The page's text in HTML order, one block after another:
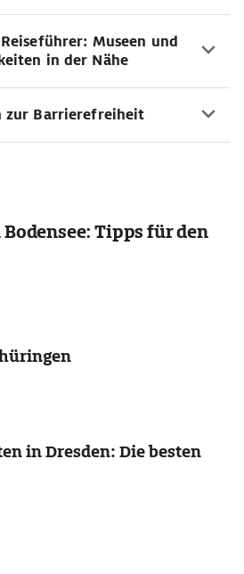
Museen und
in der Nähe
zur Barrierefreiheit
Tipps für den
in Dresden: Die besten